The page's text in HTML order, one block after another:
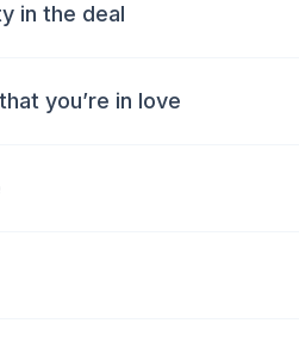
in the deal
you’re in love